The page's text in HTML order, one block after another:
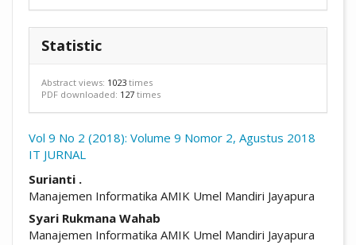
Statistic
Abstract views: 1023 times
PDF downloaded: 127 times
Vol 9 No 2 (2018): Volume 9 Nomor 2, Agustus 2018
IT JURNAL
Surianti .
Manajemen Informatika AMIK Umel Mandiri Jayapura
Syari Rukmana Wahab
Manajemen Informatika AMIK Umel Mandiri Jayapura